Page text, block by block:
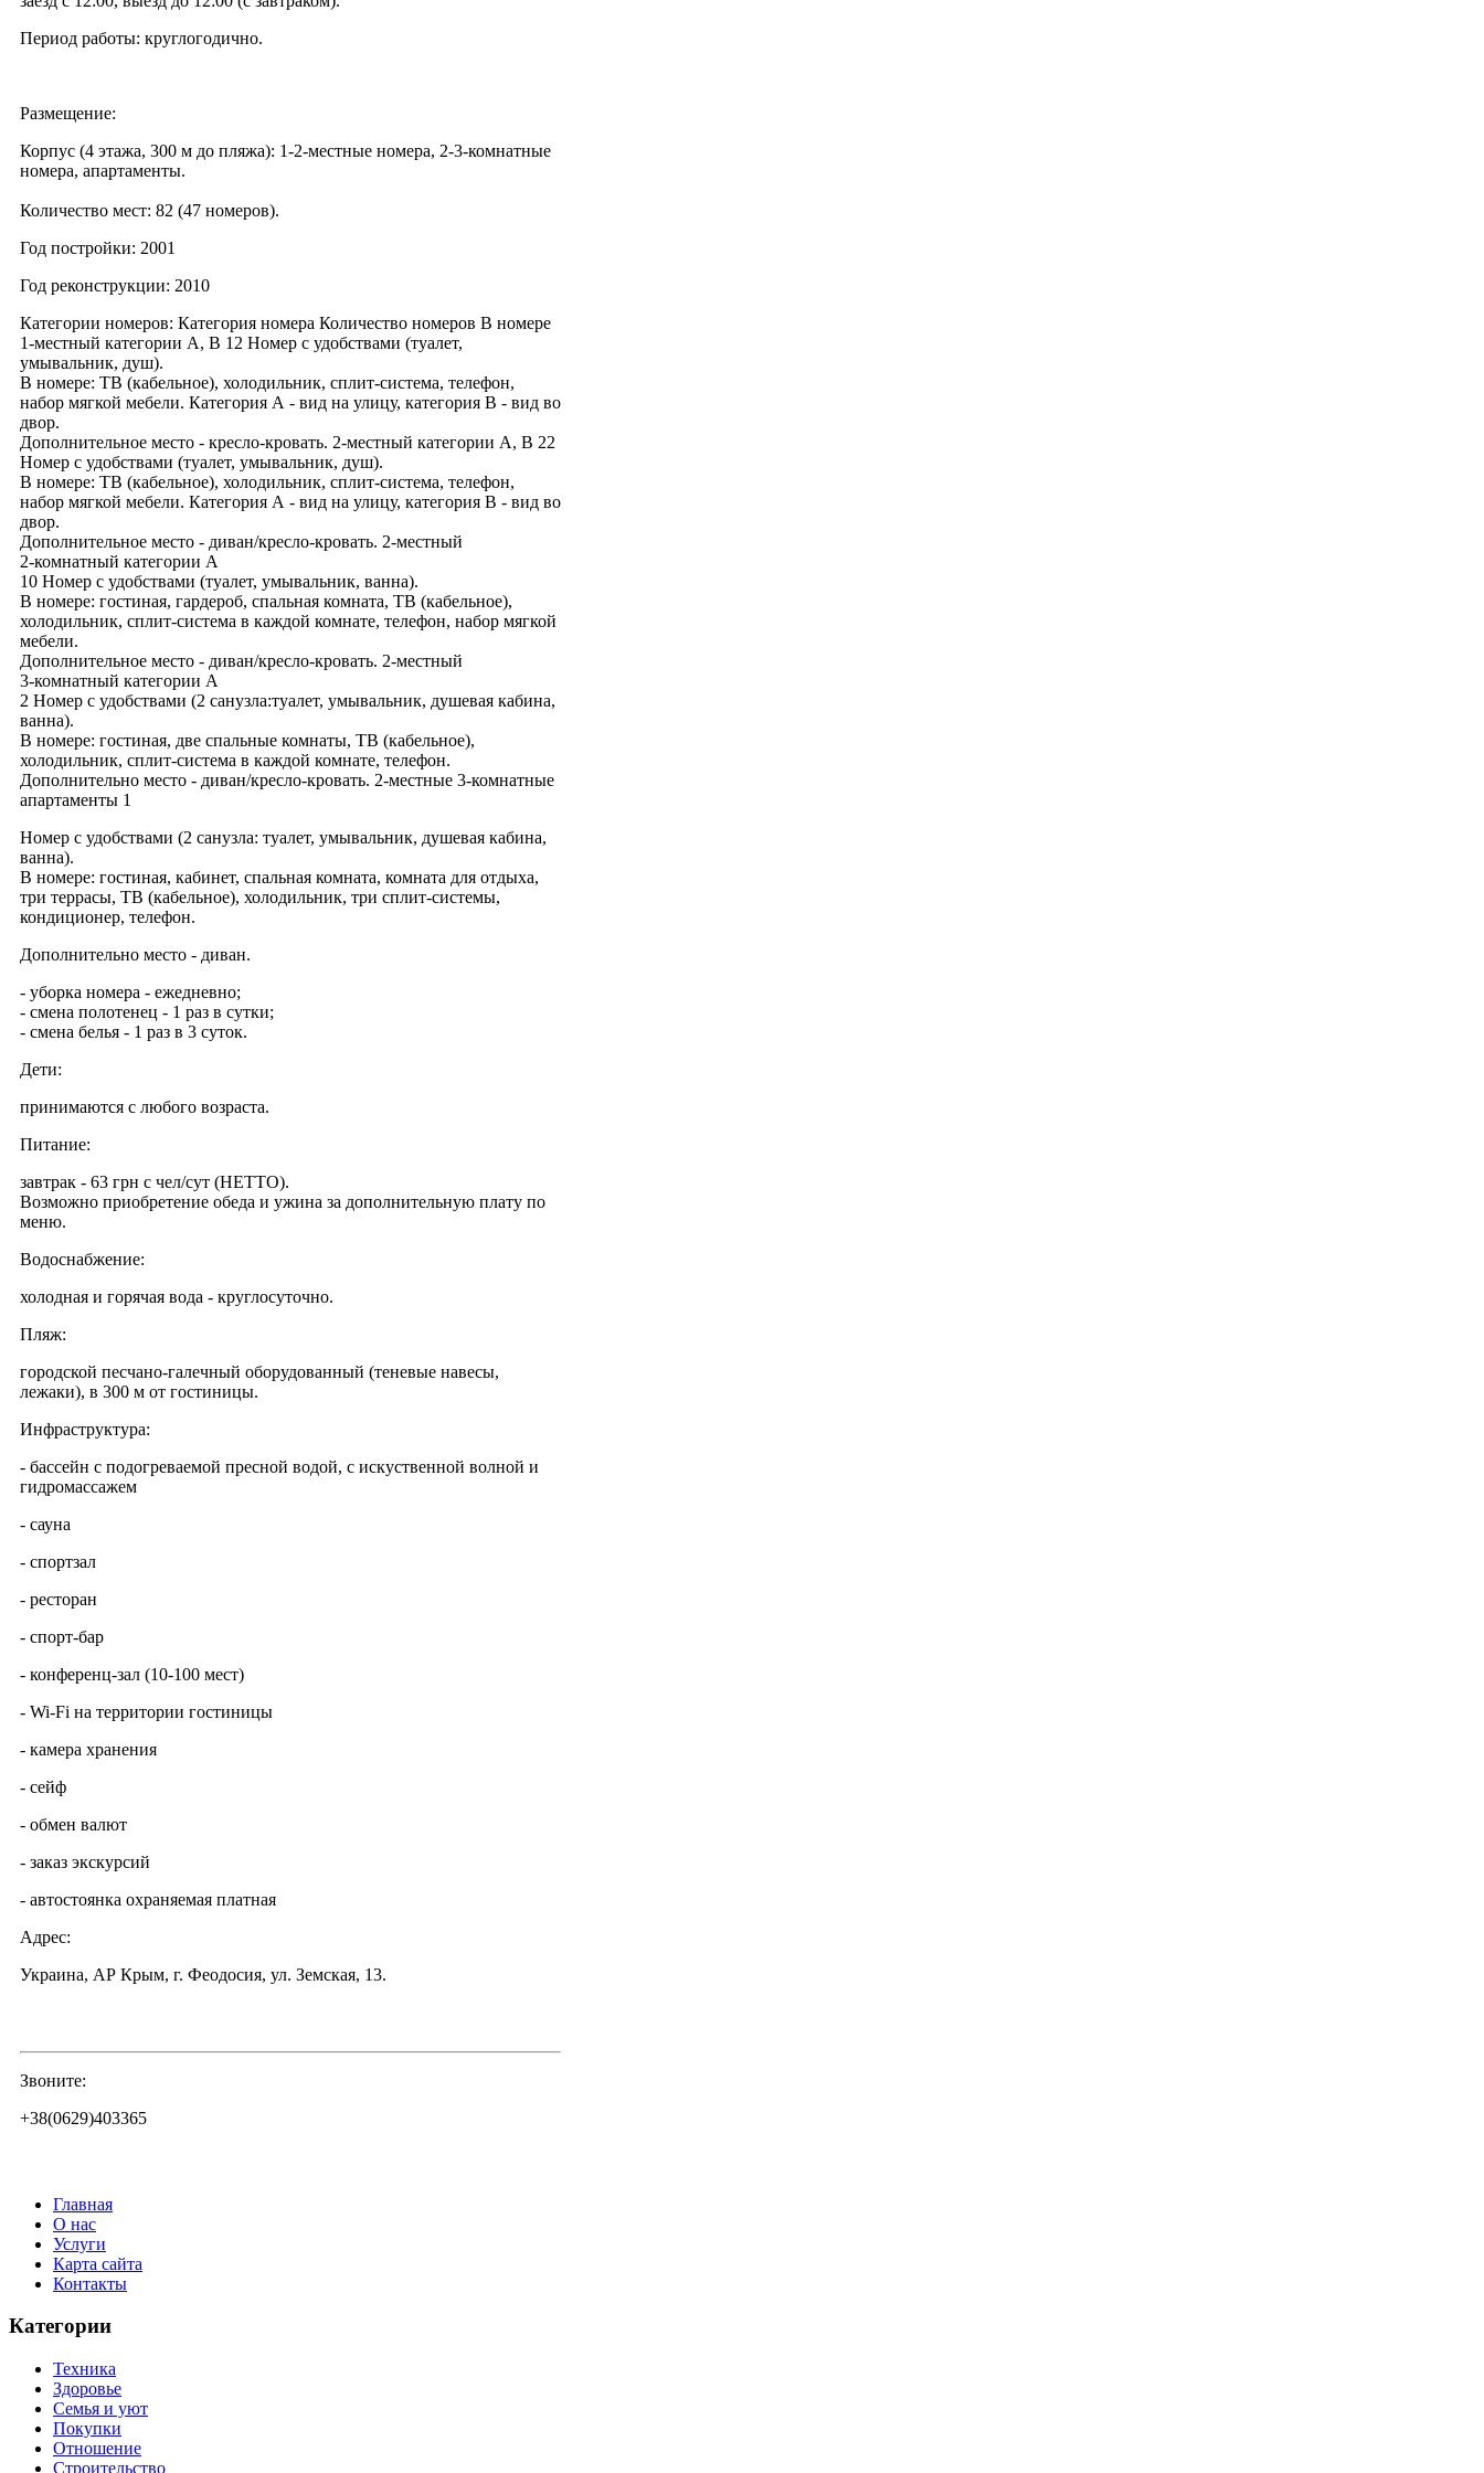
Период работы: круглогодично.
Размещение:
Корпус (4 этажа, 300 м до пляжа): 1-2-местные номера, 2-3-комнатные
номера, апартаменты.
Количество мест: 82 (47 номеров).
Год постройки: 2001
Год реконструкции: 2010
Категории номеров: Категория номера Количество номеров В номере
1-местный категории А, В 12 Номер с удобствами (туалет,
умывальник, душ).
В номере: ТВ (кабельное), холодильник, сплит-система, телефон,
набор мягкой мебели. Категория А - вид на улицу, категория В - вид во
двор.
Дополнительное место - кресло-кровать. 2-местный категории А, В 22
Номер с удобствами (туалет, умывальник, душ).
В номере: ТВ (кабельное), холодильник, сплит-система, телефон,
набор мягкой мебели. Категория А - вид на улицу, категория В - вид во
двор.
Дополнительное место - диван/кресло-кровать. 2-местный
2-комнатный категории А
10 Номер с удобствами (туалет, умывальник, ванна).
В номере: гостиная, гардероб, спальная комната, ТВ (кабельное),
холодильник, сплит-система в каждой комнате, телефон, набор мягкой
мебели.
Дополнительное место - диван/кресло-кровать. 2-местный
3-комнатный категории А
2 Номер с удобствами (2 санузла:туалет, умывальник, душевая кабина,
ванна).
В номере: гостиная, две спальные комнаты, ТВ (кабельное),
холодильник, сплит-система в каждой комнате, телефон.
Дополнительно место - диван/кресло-кровать. 2-местные 3-комнатные
апартаменты 1
Номер с удобствами (2 санузла: туалет, умывальник, душевая кабина,
ванна).
В номере: гостиная, кабинет, спальная комната, комната для отдыха,
три террасы, ТВ (кабельное), холодильник, три сплит-системы,
кондиционер, телефон.
Дополнительно место - диван.
- уборка номера - ежедневно;
- смена полотенец - 1 раз в сутки;
- смена белья - 1 раз в 3 суток.
Дети:
принимаются с любого возраста.
Питание:
завтрак - 63 грн с чел/сут (НЕТТО).
Возможно приобретение обеда и ужина за дополнительную плату по
меню.
Водоснабжение:
холодная и горячая вода - круглосуточно.
Пляж:
городской песчано-галечный оборудованный (теневые навесы,
лежаки), в 300 м от гостиницы.
Инфраструктура:
- бассейн с подогреваемой пресной водой, c искуственной волной и
гидромассажем
- сауна
- спортзал
- ресторан
- спорт-бар
- конференц-зал (10-100 мест)
- Wi-Fi на территории гостиницы
- камера хранения
- сейф
- обмен валют
- заказ экскурсий
- автостоянка охраняемая платная
Адрес:
Украина, АР Крым, г. Феодосия, ул. Земская, 13.
Звоните:
+38(0629)403365
Главная
О нас
Услуги
Карта сайта
Контакты
Категории
Техника
Здоровье
Семья и уют
Покупки
Отношение
Строительство